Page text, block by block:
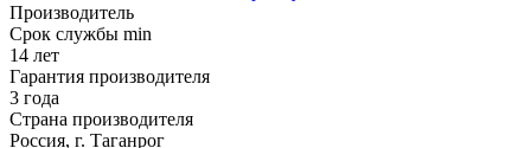
Производитель
Срок службы min
14 лет
Гарантия производителя
3 года
Страна производителя
Россия, г. Таганрог